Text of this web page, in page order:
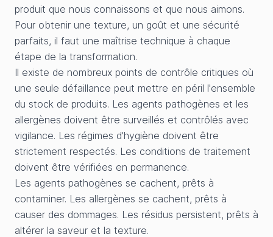
produit que nous connaissons et que nous aimons.
Pour obtenir une texture, un goût et une sécurité
parfaits, il faut une maîtrise technique à chaque
étape de la transformation.
Il existe de nombreux points de contrôle critiques où
une seule défaillance peut mettre en péril l'ensemble
du stock de produits. Les agents pathogènes et les
allergènes doivent être surveillés et contrôlés avec
vigilance. Les régimes d'hygiène doivent être
strictement respectés. Les conditions de traitement
doivent être vérifiées en permanence.
Les agents pathogènes se cachent, prêts à
contaminer. Les allergènes se cachent, prêts à
causer des dommages. Les résidus persistent, prêts à
altérer la saveur et la texture.